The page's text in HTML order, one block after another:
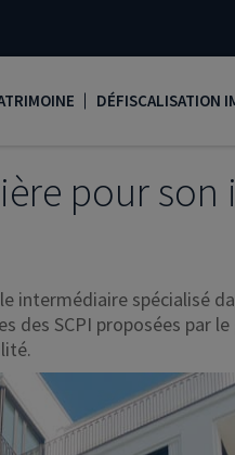
patrimoine
son argent
DÉFISCALISATION
Dispositif Jeanbrun
Logement locatif
Loi Malraux
Loi Cosse
pour son
intermédiaire spécialisé
des SCPI proposées par